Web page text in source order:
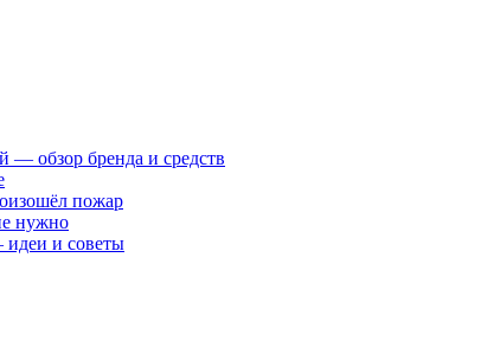
— обзор бренда и средств
пожар
нужно
идеи и советы